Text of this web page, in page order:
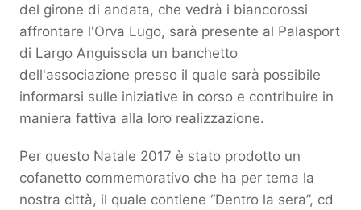
del girone di andata, che vedrà i biancorossi
affrontare l'Orva Lugo, sarà presente al Palasport
di Largo Anguissola un banchetto
dell'associazione presso il quale sarà possibile
informarsi sulle iniziative in corso e contribuire in
maniera fattiva alla loro realizzazione.
Per questo Natale 2017 è stato prodotto un
cofanetto commemorativo che ha per tema la
nostra città, il quale contiene “Dentro la sera”, cd